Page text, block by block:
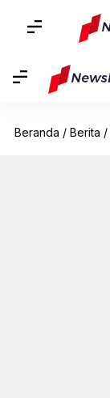
Beranda / Berita /